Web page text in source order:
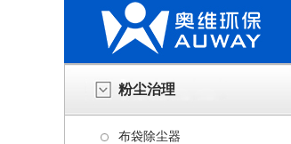
粉尘治理
布袋除尘器